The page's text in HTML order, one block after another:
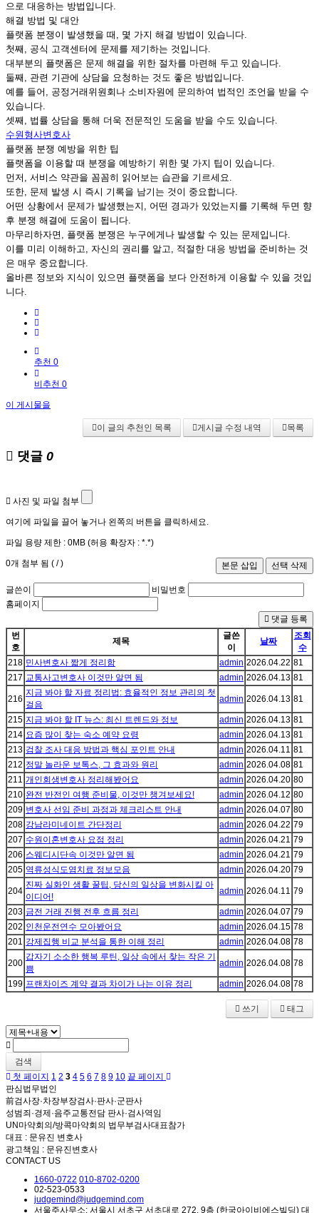
으로 대응하는 방법입니다.
해결 방법 및 대안
플랫폼 분쟁이 발생했을 때, 몇 가지 해결 방법이 있습니다.
첫째, 공식 고객센터에 문제를 제기하는 것입니다.
대부분의 플랫폼은 문제 해결을 위한 절차를 마련해 두고 있습니다.
둘째, 관련 기관에 상담을 요청하는 것도 좋은 방법입니다.
예를 들어, 공정거래위원회나 소비자원에 문의하여 법적인 조언을 받을 수
있습니다.
셋째, 법률 상담을 통해 더욱 전문적인 도움을 받을 수도 있습니다.
수원형사변호사
플랫폼 분쟁 예방을 위한 팁
플랫폼을 이용할 때 분쟁을 예방하기 위한 몇 가지 팁이 있습니다.
먼저, 서비스 약관을 꼼꼼히 읽어보는 습관을 기르세요.
또한, 문제 발생 시 즉시 기록을 남기는 것이 중요합니다.
어떤 상황에서 문제가 발생했는지, 어떤 경과가 있었는지를 기록해 두면 향
후 분쟁 해결에 도움이 됩니다.
마무리하자면, 플랫폼 분쟁은 누구에게나 발생할 수 있는 문제입니다.
이를 미리 이해하고, 자신의 권리를 알고, 적절한 대응 방법을 준비하는 것
은 매우 중요합니다.
올바른 정보와 지식이 있으면 플랫폼을 보다 안전하게 이용할 수 있을 것입
니다.
추천 0
비추천 0
이 게시물을
이 글의 추천인 목록 게시글 수정 내역 목록
댓글 0
사진 및 파일 첨부
여기에 파일을 끌어 놓거나 왼쪽의 버튼을 클릭하세요.
파일 용량 제한 : 0MB (허용 확장자 : *.*)
0개 첨부 됨 ( /)
글쓴이
비밀번호
홈페이지
댓글 등록
번
호
제목
글쓴
이
날짜
조회
수
218 민사변호사 짧게 정리함 admin 2026.04.22 81
217 교통사고변호사 이것만 알면 됨 admin 2026.04.13 81
216
지금 봐야 할 자료 정리법: 효율적인 정보 관리의 첫
걸음
admin 2026.04.13 81
215 지금 봐야 할 IT 뉴스: 최신 트렌드와 정보 admin 2026.04.13 81
214 요즘 많이 찾는 숙소 예약 요령 admin 2026.04.13 81
213 검찰 조사 대응 방법과 핵심 포인트 안내 admin 2026.04.11 81
212 정말 놀라운 보톡스, 그 효과와 원리 admin 2026.04.08 81
211 개인회생변호사 정리해봤어요 admin 2026.04.20 80
210 완전 반전인 여행 준비물, 이것만 챙겨보세요! admin 2026.04.12 80
209 변호사 선임 준비 과정과 체크리스트 안내 admin 2026.04.07 80
208 강남라미네이트 간단정리 admin 2026.04.22 79
207 수원이혼변호사 요점 정리 admin 2026.04.21 79
206 스웨디시단속 이것만 알면 됨 admin 2026.04.21 79
205 역류성식도염치료 정보모음 admin 2026.04.20 79
204
진짜 실화인 생활 꿀팁, 당신의 일상을 변화시킬 아
이디어!
admin 2026.04.11 79
203 금전 거래 진행 전후 흐름 정리 admin 2026.04.07 79
202 인천운전연수 모아봤어요 admin 2026.04.15 78
201 강제집행 비교 분석을 통한 이해 정리 admin 2026.04.08 78
200
갑자기 소소한 행복 루틴, 일상 속에서 찾는 작은 기
쁨
admin 2026.04.08 78
199 프랜차이즈 계약 결과 차이가 나는 이유 정리 admin 2026.04.08 78
쓰기 태그
검색
첫 페이지 1 2 3 4 5 6 7 8 9 10 끝 페이지
판심법무법인
前검사장·차장부장검사·판사·군판사
성범죄·경제·음주교통전담 판사·검사역임
UN마약회의/방콕마약회의 법무부검사대표참가
대표 : 문유진 변호사
광고책임 : 문유진변호사
CONTACT US
1660-0722 010-8702-0200
02-523-0533
judgemind@judgemind.com
서울주사무소: 서울시 서초구 서초대로 272, 9층 (한국아이비에스빌딩) 대